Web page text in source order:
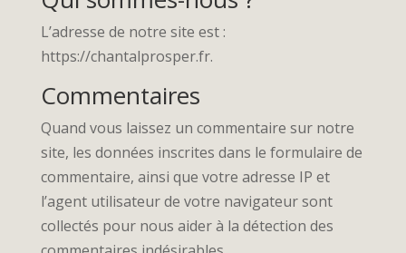
L’adresse de notre site est :
https://chantalprosper.fr.
Commentaires
Quand vous laissez un commentaire sur notre
site, les données inscrites dans le formulaire de
commentaire, ainsi que votre adresse IP et
l’agent utilisateur de votre navigateur sont
collectés pour nous aider à la détection des